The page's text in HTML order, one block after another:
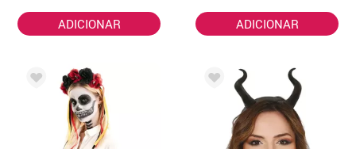
ADICIONAR ADICIONAR